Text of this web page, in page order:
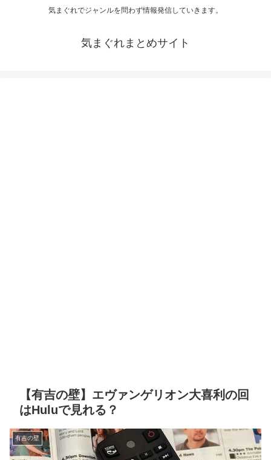
気まぐれでジャンルを問わず情報発信していきます。
気まぐれまとめサイト
【有吉の壁】エヴァンゲリオン大喜利の回
はHuluで見れる？
有吉の壁